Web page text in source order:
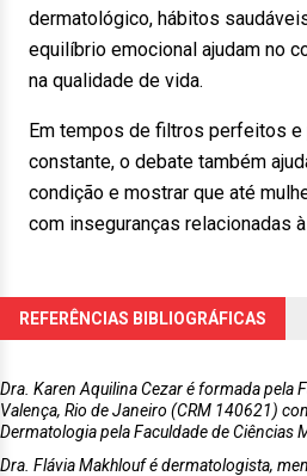
dermatológico, hábitos
equilíbrio emocional ajudam no
na qualidade de vida.
Em tempos de filtros perfeitos
constante, o debate também
condição e mostrar que até
com inseguranças relacionadas
REFERÊNCIAS BIBLIOGRÁFICAS
Dra. Karen Aquilina Cezar é formada pela
Valença, Rio de Janeiro (CRM 140621)
Dermatologia pela Faculdade de Ciências
Dra. Flávia Makhloufé dermatologista,